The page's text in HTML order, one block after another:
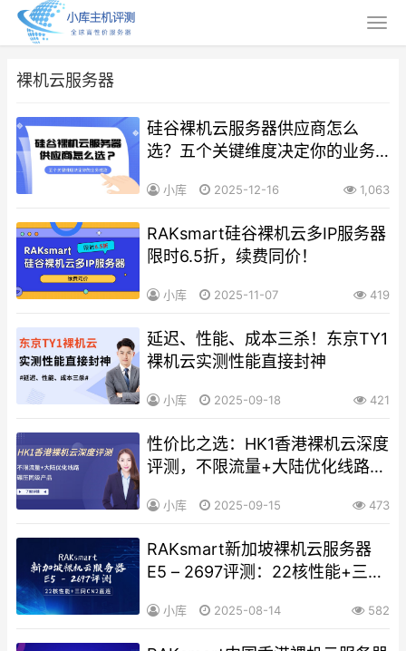
裸机云服务器
硅谷裸机云服务器供应商怎么
选？五个关键维度决定你的业务
小库 2025-12-16 1,063
RAKsmart硅谷裸机云多IP服务器
限时6.5折，续费同价！
小库 2025-11-07 419
延迟、性能、成本三杀！东京TY1
裸机云实测性能直接封神
小库 2025-09-18 421
性价比之选：HK1香港裸机云深度
评测，不限流量+大陆优化线路如
小库 2025-09-15 473
RAKsmart新加坡裸机云服务器
E5 – 2697评测：22核性能+三网
小库 2025-08-14 582